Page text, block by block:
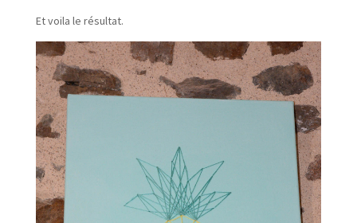
Et voila le résultat.